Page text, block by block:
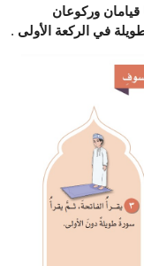
وركوعان
في الركعة الأولى .